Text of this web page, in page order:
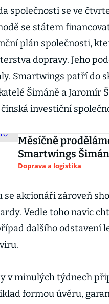
společnosti se ve
se státem
plán společnosti,
dopravy. Jeho
Smartwings patří do
Šimáně a Jaromír
investiční
Měsíčně
Smartwings
Doprava a logistika
se akcionáři zároveň
Vedle toho navíc
dalšího odstavení
v minulých týdnech
formou úvěru,